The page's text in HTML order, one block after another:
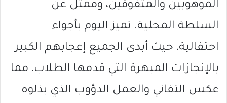
الموهوبين والمتفوقين، وممثل عن
السلطة المحلية. تميز اليوم بأجواء
احتفالية، حيث أبدى الجميع إعجابهم الكبير
بالإنجازات المبهرة التي قدمها الطلاب، مما
عكس التفاني والعمل الدؤوب الذي بذلوه